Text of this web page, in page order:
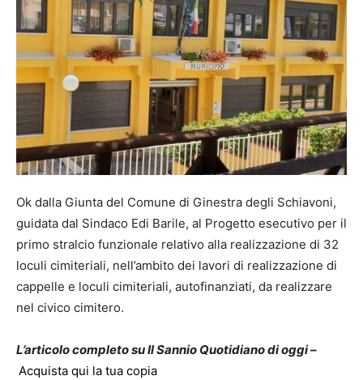
Ok dalla Giunta del Comune di Ginestra degli Schiavoni,
guidata dal Sindaco Edi Barile, al Progetto esecutivo per il
primo stralcio funzionale relativo alla realizzazione di 32
loculi cimiteriali, nell’ambito dei lavori di realizzazione di
cappelle e loculi cimiteriali, autofinanziati, da realizzare
nel civico cimitero.
L’articolo completo su Il Sannio Quotidiano di oggi –
Acquista qui la tua copia